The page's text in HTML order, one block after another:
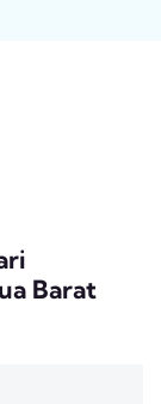
Barat